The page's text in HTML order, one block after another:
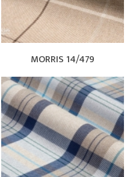
MORRIS 14/479